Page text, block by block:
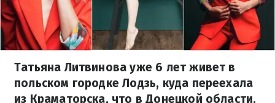
Татьяна Литвинова уже 6 лет живет в
польском городке Лодзь, куда переехала
из Краматорска, что в Донецкой области.